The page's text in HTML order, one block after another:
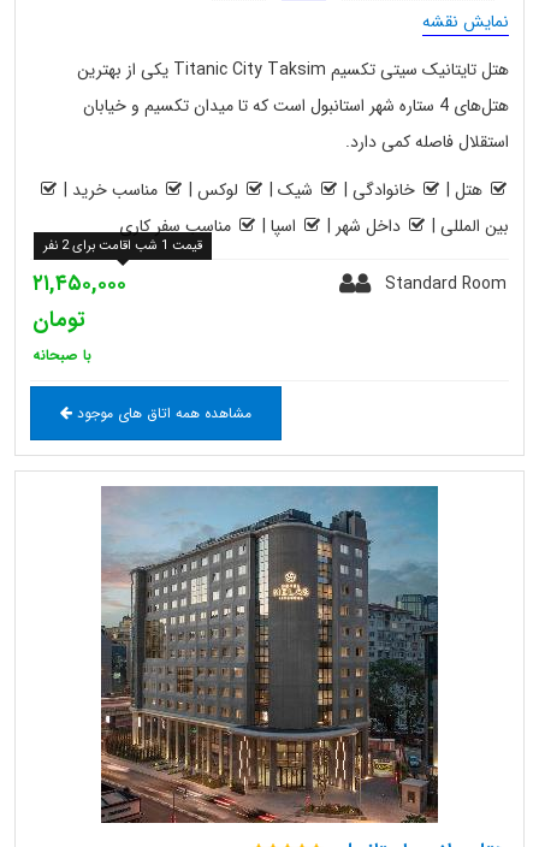
نمایش نقشه
هتل تایتانیک سیتی تکسیم Titanic City Taksim یکی از بهترین
هتل‌های 4 ستاره شهر استانبول است که تا میدان تکسیم و خیابان
استقلال فاصله کمی دارد.
هتل | خانوادگی | شیک | لوکس | مناسب خرید |
بین المللی | داخل شهر | اسپا | مناسب سفر کاری
Standard Room
۲۱,۴۵۰,۰۰۰
تومان
با صبحانه
قیمت 1 شب اقامت برای 2 نفر
مشاهده همه اتاق های موجود